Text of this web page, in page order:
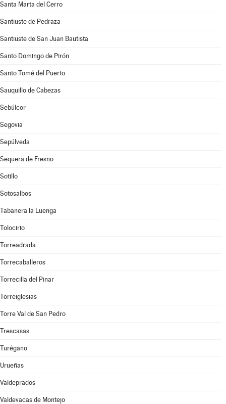
Santa Marta del Cerro
Santiuste de Pedraza
Santiuste de San Juan Bautista
Santo Domingo de Pirón
Santo Tomé del Puerto
Sauquillo de Cabezas
Sebúlcor
Segovia
Sepúlveda
Sequera de Fresno
Sotillo
Sotosalbos
Tabanera la Luenga
Tolocirio
Torreadrada
Torrecaballeros
Torrecilla del Pinar
Torreiglesias
Torre Val de San Pedro
Trescasas
Turégano
Urueñas
Valdeprados
Valdevacas de Montejo